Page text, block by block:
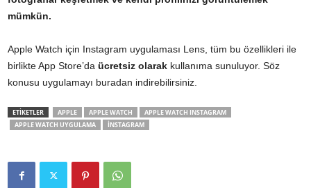
mümkün.
Apple Watch için Instagram uygulaması Lens, tüm bu özellikleri ile
birlikte App Store’da ücretsiz olarak kullanıma sunuluyor. Söz
konusu uygulamayı buradan indirebilirsiniz.
ETİKETLER APPLE APPLE WATCH
APPLE WATCH INSTAGRAM
APPLE WATCH UYGULAMA
INSTAGRAM